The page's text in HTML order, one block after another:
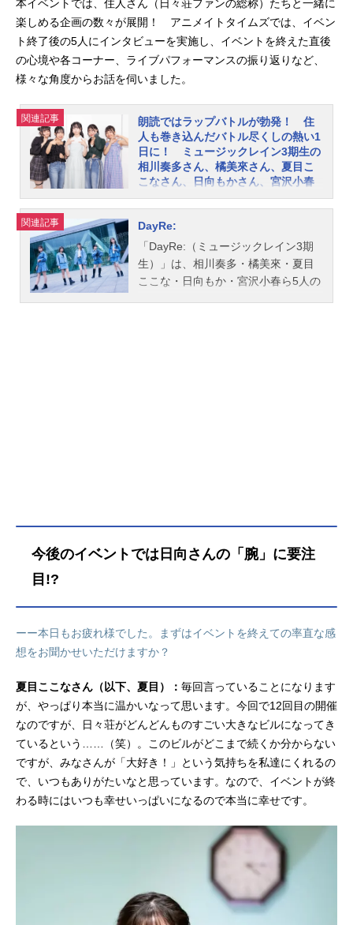
本イベントでは、住人さん（日々荘ファンの総称）たちと一緒に
楽しめる企画の数々が展開！ アニメイトタイムズでは、イベン
ト終了後の5人にインタビューを実施し、イベントを終えた直後
の心境や各コーナー、ライブパフォーマンスの振り返りなど、
様々な角度からお話を伺いました。
関連記事
朗読ではラップバトルが勃発！ 住
人も巻き込んだバトル尽くしの熱い1
日に！ ミュージックレイン3期生の
相川奏多さん、橘美來さん、夏目こ
こなさん、日向もかさん、宮沢小春
さんによる「日々荘3号館～灼熱のバ
トルロワイヤル～」夜の部レポート
「第3回ミュージックレインスーパー
声優オーディション」で合格した、
相川奏多さん、橘美來さん、夏目こ
こなさん、日向もかさん、宮沢小春
さんからなる「ミュージックレイン3
す。ラップバトル勃発!? 衣装に歌
に、終始住人さんが驚きっぱなしだ
った朗読劇会場に着くなり、格闘ゲ
のようにHIPHOPスタイルの衣装に身
を包んだ5人がステージに登場。する
日向さんが「♪ヘイ、YO！」と慣れ
た口調でラップをスタートしたので
す。続いて相川さん、夏目さん、橘
さんもラップを披露。それぞれが自
分の名前と好きなものを詰め込んだ
内容で、歌唱が終わると住人さん...
関連記事
DayRe:
「DayRe:（ミュージックレイン3期
生）」は、相川奏多・橘美來・夏目
ここな・日向もか・宮沢小春ら5人の
今後のイベントでは日向さんの「腕」に要注
目!?
ーー本日もお疲れ様でした。まずはイベントを終えての率直な感
想をお聞かせいただけますか？
夏目ここなさん（以下、夏目）： 毎回言っていることになります
が、やっぱり本当に温かいなって思います。今回で12回目の開催
なのですが、日々荘がどんどんものすごい大きなビルになってき
ているという……（笑）。このビルがどこまで続くか分からない
ですが、みなさんが「大好き！」という気持ちを私達にくれるの
で、いつもありがたいなと思っています。なので、イベントが終
わる時にはいつも幸せいっぱいになるので本当に幸せです。